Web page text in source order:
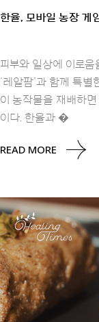
한율, 모바일 농장 게
피부와 일상에 이로
‘레알팜’과 함께 특
이 농작물을 재배하
이다. 한율과 �
READ MORE